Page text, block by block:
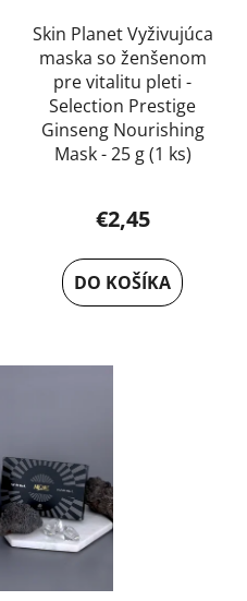
Skin Planet Vyživujúca
maska so ženšenom
pre vitalitu pleti -
Selection Prestige
Ginseng Nourishing
Mask - 25 g (1 ks)
€2,45
DO KOŠÍKA